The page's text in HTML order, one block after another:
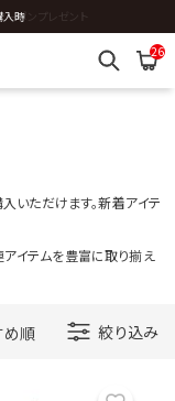
時
ポンプレゼント
26
いただけます。新着アイテ
イテムを豊富に取り揃え
絞り込み